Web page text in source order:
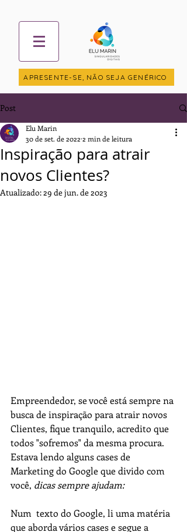
APRESENTE-SE, NÃO SEJA GENÉRICO
Post
Inspiração para atrair
novos Clientes?
Elu Marin
30 de set. de 2022 2 min de leitura
Atualizado:29 de jun. de 2023
Empreendedor, se você está sempre na
busca de inspiração para atrair novos
Clientes, fique tranquilo, acredito que
todos "sofremos" da mesma procura.
Estava lendo alguns cases de
Marketing do Google que divido com
você, dicas sempre ajudam:
Num  texto do Google, li uma matéria
que aborda vários cases e segue a